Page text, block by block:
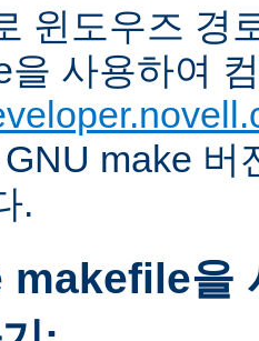
윈도우즈 경
을 사용하여
make 버
.
makefile을